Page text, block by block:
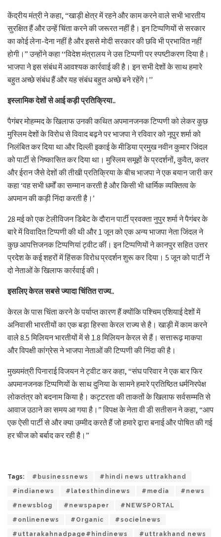
केंद्रीय मंत्री ने कहा, “खाड़ी क्षेत्र में रहने और काम करने वाले सभी भारतीय
सुरक्षित हैं और उन्हें चिंता करने की जरूरत नहीं है। इन टिप्पणियों से सरकार
का कोई लेना-देना नहीं है और इससे मोदी सरकार की छवि भी प्रभावित नहीं
होगी।” उन्होंने कहा ‘‘विदेश मंत्रालय ने उस टिप्पणी पर स्पष्टीकरण दिया है।
भाजपा ने इस संबंध में आवश्यक कार्रवाई की है। इन सभी देशों के साथ हमारे
बहुत अच्छे संबंध हैं और यह संबंध बहुत अच्छे बने रहेंगे।’’
इस्लामिक देशों से आई कड़ी प्रतिक्रिया..
पैगंबर मोहम्मद के खिलाफ उनकी कथित अपमानजनक टिप्पणी को लेकर कुछ
मुस्लिम देशों के विरोध से विवाद बढ़ने पर भाजपा ने रविवार को नूपुर शर्मा को
निलंबित कर दिया था और दिल्ली इकाई के मीडिया प्रमुख नवीन कुमार जिंदल
को पार्टी से निष्कासित कर दिया था। मुस्लिम समूहों के प्रदर्शनों, कुवैत, कतर
और ईरान जैसे देशों की तीखी प्रतिक्रिया के बीच भाजपा ने एक बयान जारी कर
कहा ‘वह सभी धर्मों का सम्मान करती है और किसी भी धार्मिक व्यक्तित्व के
अपमान की कड़ी निंदा करती है।’
28 मई को एक टेलीविजन डिबेट के दौरान पार्टी प्रवक्ता नुपुर शर्मा ने पैगंबर के
बारे में विवादित टिप्पणी की थी और 1 जून को एक अन्य भाजपा नेता जिंदल ने
कुछ आपत्तिजनक टिप्पणियां ट्वीट कीं। इन टिप्पणियों ने कानपुर सहित उत्तर
प्रदेश के कई शहरों में हिंसक विरोध प्रदर्शन शुरू कर दिया। 5 जून को पार्टी ने
दो नेताओं के खिलाफ कार्रवाई की।
इसलिए केरल सबसे ज्यादा चिंतित राज्य..
केरल के पास चिंता करने के पर्याप्त कारण हैं क्योंकि पश्चिम एशियाई देशों में
अनिवासी भारतीयों का एक बड़ा हिस्सा केरल राज्य से है। खाड़ी में काम करने
वाले 8.5 मिलियन भारतीयों में से 1.8 मिलियन केरल से हैं। सत्तारूढ़ माकपा
और विपक्षी कांग्रेस ने भाजपा नेताओं की टिप्पणी की निंदा की है।
मुख्यमंत्री पिनाराई विजयन ने ट्वीट कर कहा, “संघ परिवार ने एक बार फिर
अपमानजनक टिप्पणियों के साथ दुनिया के सामने हमारे प्रतिष्ठित धर्मनिरपेक्ष
लोकतंत्र को बदनाम किया है। कट्टरता की ताकतों के खिलाफ सर्वसम्मति से
आवाज उठाने का समय आ गया है।” विपक्ष के नेता वी डी सतीसन ने कहा, “आप
एक ऐसी पार्टी से और क्या उम्मीद करते हैं जो हमारे द्वारा बनाई और पोषित की गई
हर चीज को बर्बाद कर रही है।”
Tags: #businessnews #hindi news uttrakhand
#indianews #latesthindinews #media #news
#newsblog #newspaper #NEWSPORTAL
#onlinenews #Organic #socielnews
#uttarakahnadpage#hindinews #uttrakhand news